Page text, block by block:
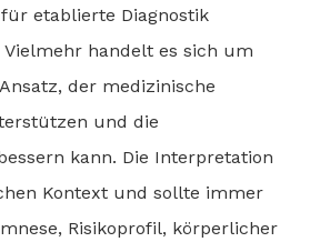
etablierte Diagnostik
handelt es sich um
der medizinische
und die
kann. Die Interpretation
Kontext und sollte immer
Risikoprofil, körperlicher